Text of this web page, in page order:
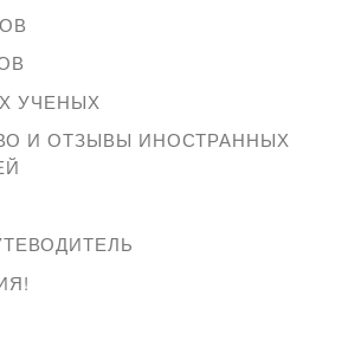
УЧЕНЫХ
И ОТЗЫВЫ ИНОСТРАННЫХ